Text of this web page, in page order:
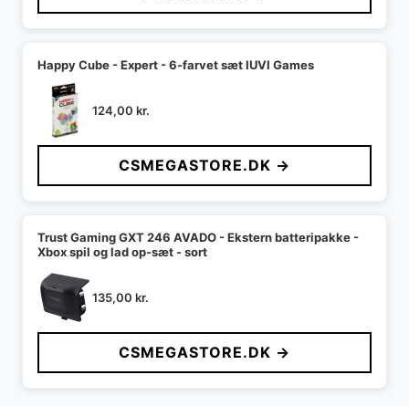
Happy Cube - Expert - 6-farvet sæt IUVI Games
124,00 kr.
CSMEGASTORE.DK →
Trust Gaming GXT 246 AVADO - Ekstern batteripakke -
Xbox spil og lad op-sæt - sort
135,00 kr.
CSMEGASTORE.DK →